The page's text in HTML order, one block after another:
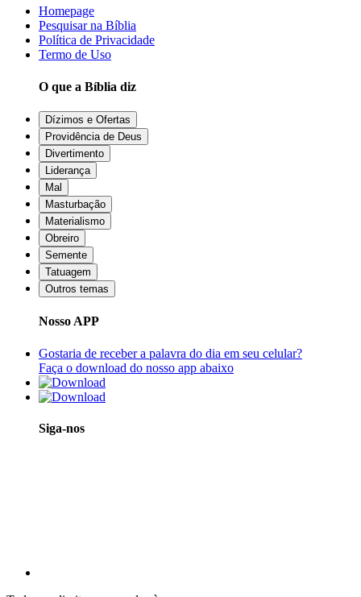
Homepage
Pesquisar na Bíblia
Política de Privacidade
Termo de Uso
O que a Bíblia diz
Dízimos e Ofertas
Providência de Deus
Divertimento
Liderança
Mal
Masturbação
Materialismo
Obreiro
Semente
Tatuagem
Outros temas
Nosso APP
Gostaria de receber a palavra do dia em seu celular?
Faça o download do nosso app abaixo
Siga-nos